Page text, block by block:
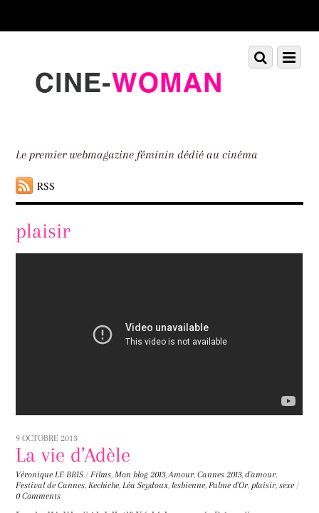
down
Le premier webmagazine féminin dédié au cinéma
RSS
Menu
Scroll
down
plaisir
9 OCTOBRE 2013
La vie d’Adèle
Véronique LE BRIS / Films,Mon blog 2013,Amour,Cannes 2013,d'amour,
Festival de Cannes,Kechiche,Léa Seydoux,lesbienne,Palme d'Or,plaisir,sexe /
0 Comments